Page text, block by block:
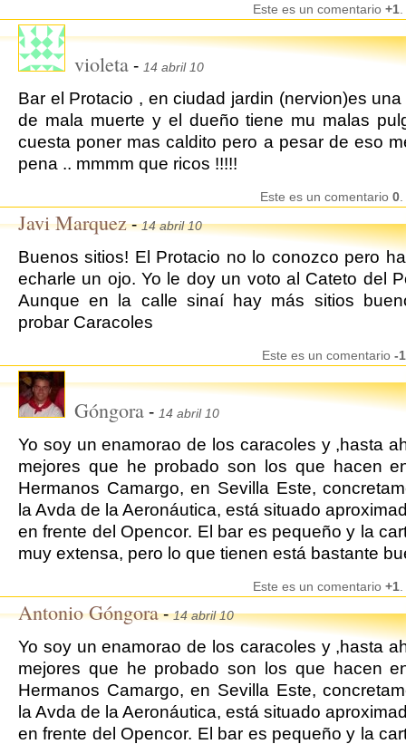
Este es un comentario +1
violeta - 14 abril 10
Bar el Protacio , en ciudad jardin (nervion)es
de mala muerte y el dueño tiene mu malas
cuesta poner mas caldito pero a pesar de eso
pena .. mmmm que ricos !!!!!
Este es un comentario 0
Javi Marquez-14 abril 10
Buenos sitios! El Protacio no lo conozco pero
echarle un ojo. Yo le doy un voto al Cateto del
Aunque en la calle sinaí hay más sitios
probar Caracoles
Este es un comentario -1
Góngora - 14 abril 10
Yo soy un enamorao de los caracoles y ,hasta
mejores que he probado son los que hacen
Hermanos Camargo, en Sevilla Este,
la Avda de la Aeronáutica, está situado
en frente del Opencor. El bar es pequeño y la
muy extensa, pero lo que tienen está bastante
Este es un comentario +1
Antonio Góngora-14 abril 10
Yo soy un enamorao de los caracoles y ,hasta
mejores que he probado son los que hacen
Hermanos Camargo, en Sevilla Este,
la Avda de la Aeronáutica, está situado
en frente del Opencor. El bar es pequeño y la